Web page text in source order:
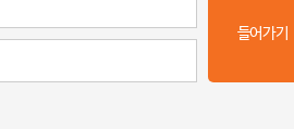
들어가기